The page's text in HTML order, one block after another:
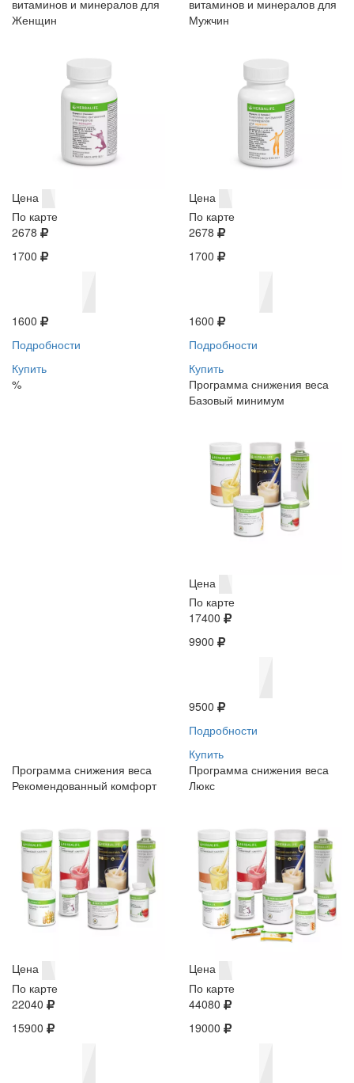
витаминов и минералов для
Женщин
Цена
По карте
2678
1700
1600
Подробности
Купить
%
витаминов и минералов для
Мужчин
Цена
По карте
2678
1700
1600
Подробности
Купить
Программа снижения веса
Базовый минимум
Цена
По карте
17400
9900
9500
Подробности
Купить
Программа снижения веса
Рекомендованный комфорт
Цена
По карте
22040
15900
Программа снижения веса
Люкс
Цена
По карте
44080
19000